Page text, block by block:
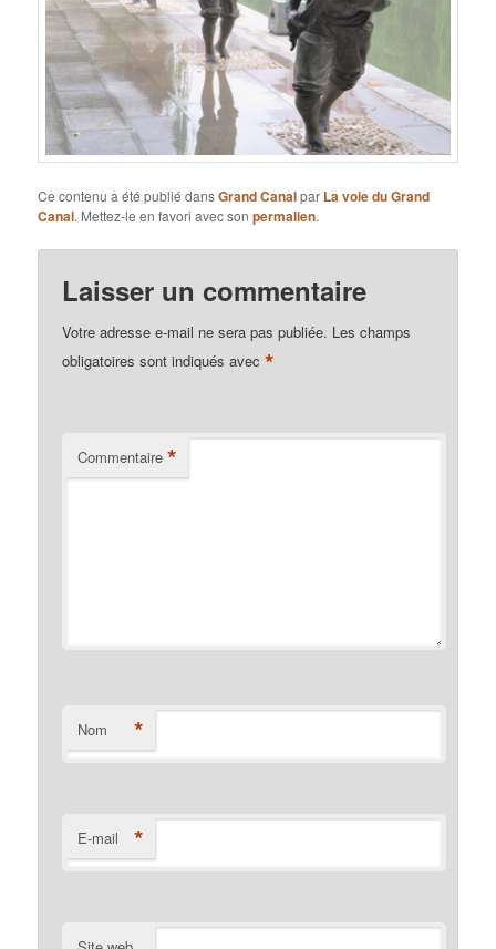
Ce contenu a été publié dansGrand Canalpar La voie du Grand
Canal. Mettez-le en favori avec sonpermalien.
Laisser un commentaire
Votre adresse e-mail ne sera pas publiée. Les champs
obligatoires sont indiqués avec*
Commentaire *
Nom *
E-mail *